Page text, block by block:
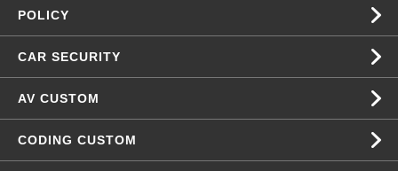
POLICY
CAR SECURITY
AV CUSTOM
CODING CUSTOM